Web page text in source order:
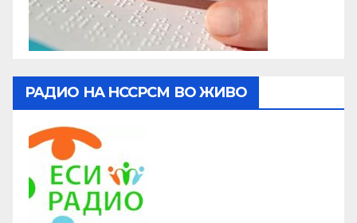
РАДИО НА НССРСМ ВО ЖИВО